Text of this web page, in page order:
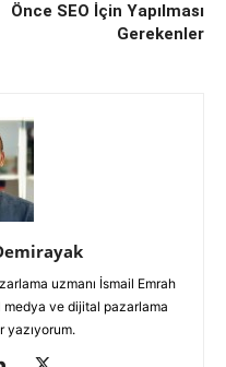
Önce SEO İçin Yapılması
Gerekenler
uzmanı İsmail Emrah
medya ve dijital pazarlama
yazıyorum.